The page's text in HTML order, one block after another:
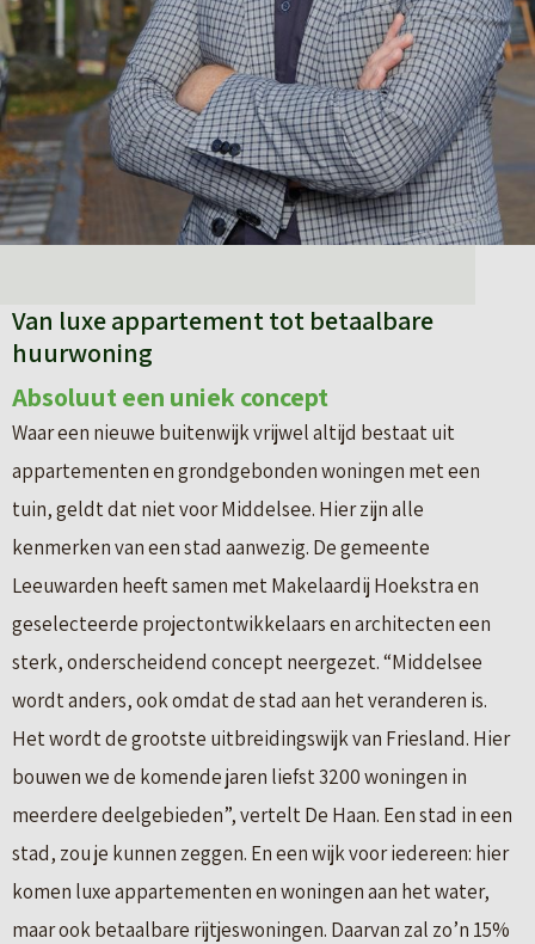
Van luxe appartement tot betaalbare
huurwoning
Absoluut een uniek concept
Waar een nieuwe buitenwijk vrijwel altijd bestaat uit
appartementen en grondgebonden woningen met een
tuin, geldt dat niet voor Middelsee. Hier zijn alle
kenmerken van een stad aanwezig. De gemeente
Leeuwarden heeft samen met Makelaardij Hoekstra en
geselecteerde projectontwikkelaars en architecten een
sterk, onderscheidend concept neergezet. “Middelsee
wordt anders, ook omdat de stad aan het veranderen is.
Het wordt de grootste uitbreidingswijk van Friesland. Hier
bouwen we de komende jaren liefst 3200 woningen in
meerdere deelgebieden”, vertelt De Haan. Een stad in een
stad, zou je kunnen zeggen. En een wijk voor iedereen: hier
komen luxe appartementen en woningen aan het water,
maar ook betaalbare rijtjeswoningen. Daarvan zal zo’n 15%